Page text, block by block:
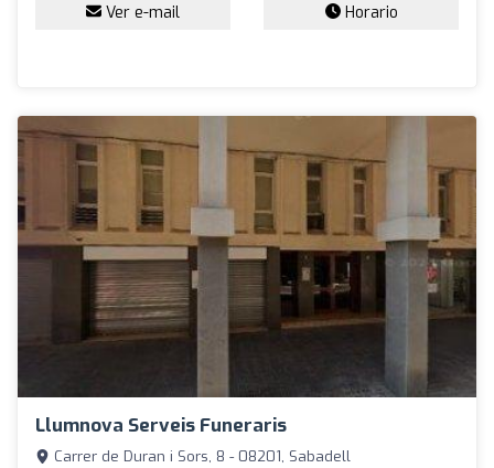
Ver e-mail Horario
Llumnova Serveis Funeraris
Carrer de Duran i Sors, 8 - 08201, Sabadell